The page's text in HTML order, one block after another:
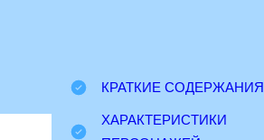
КРАТКИЕ СОДЕРЖАНИЯ
ХАРАКТЕРИСТИКИ